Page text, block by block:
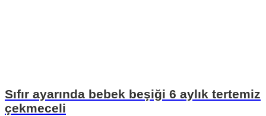
Sıfır ayarında bebek beşiği 6 aylık tertemiz
çekmeceli